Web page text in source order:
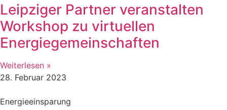
Leipziger Partner veranstalten
Workshop zu virtuellen
Energiegemeinschaften
Weiterlesen »
28. Februar 2023
Energieeinsparung